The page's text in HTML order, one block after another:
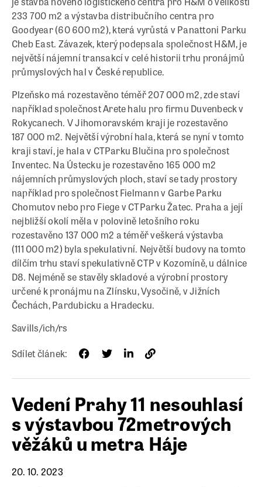
233 700 m2 a výstavba distribučního centra pro
Goodyear (60 600 m2), která vyrůstá v Panattoni Parku
Cheb East. Závazek, který podepsala společnost H&M, je
největší nájemní transakcí v celé historii trhu pronájmů
průmyslových hal v České republice.
Plzeňsko má rozestavěno téměř 207 000 m2, zde staví
například společnost Arete halu pro firmu Duvenbeck v
Rokycanech. V Jihomoravském kraji je rozestavěno
187 000 m2. Největší výrobní hala, která se nyní v tomto
kraji staví, je hala v CTParku Blučina pro společnost
Inventec. Na Ústecku je rozestavěno 165 000 m2
nájemních průmyslových ploch, staví se tady prostory
například pro společnost Fielmann v Garbe Parku
Chomutov nebo pro Fiege v CTParku Žatec. Praha a její
nejbližší okolí měla v polovině letošního roku
rozestavěno 137 000 m2 a téměř veškerá výstavba
(111 000 m2) byla spekulativní. Největší budovy na tomto
dílčím trhu staví spekulativně CTP v Kozomíně, u dálnice
D8. Nejméně se stavěly skladové a výrobní prostory
určené k pronájmu na Zlínsku, Vysočině, v Jižních
Čechách, Pardubicku a Hradecku.
Savills/ich/rs
Sdílet článek:
Vedení Prahy 11 nesouhlasí
s výstavbou 72metrových
věžáků u metra Háje
20. 10. 2023